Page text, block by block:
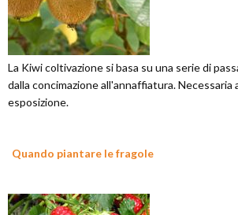
La Kiwi coltivazione si basa su una serie di
dalla concimazione all'annaffiatura. Necessaria
esposizione.
Quando piantare le fragole